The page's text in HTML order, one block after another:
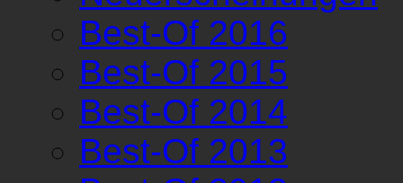
Best-Of 2016
Best-Of 2015
Best-Of 2014
Best-Of 2013